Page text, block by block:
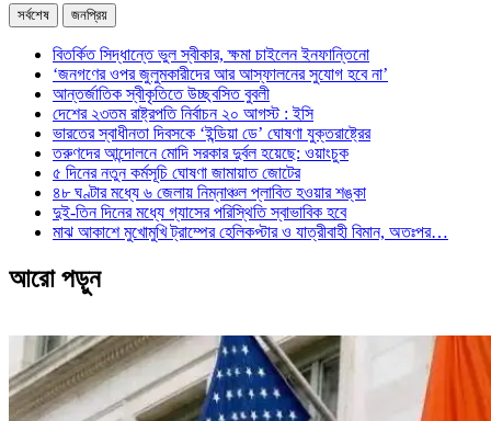
সর্বশেষ জনপ্রিয়
বিতর্কিত সিদ্ধান্তে ভুল স্বীকার, ক্ষমা চাইলেন ইনফান্তিনো
‘জনগণের ওপর জুলুমকারীদের আর আস্ফালনের সুযোগ হবে না’
আন্তর্জাতিক স্বীকৃতিতে উচ্ছ্বসিত বুবলী
দেশের ২৩তম রাষ্ট্রপতি নির্বাচন ২০ আগস্ট : ইসি
ভারতের স্বাধীনতা দিবসকে ‘ইন্ডিয়া ডে’ ঘোষণা যুক্তরাষ্ট্রের
তরুণদের আন্দোলনে মোদি সরকার দুর্বল হয়েছে: ওয়াংচুক
৫ দিনের নতুন কর্মসূচি ঘোষণা জামায়াত জোটের
৪৮ ঘণ্টার মধ্যে ৬ জেলায় নিম্নাঞ্চল প্লাবিত হওয়ার শঙ্কা
দুই-তিন দিনের মধ্যে গ্যাসের পরিস্থিতি স্বাভাবিক হবে
মাঝ আকাশে মুখোমুখি ট্রাম্পের হেলিকপ্টার ও যাত্রীবাহী বিমান, অতঃপর…
আরো পড়ুন